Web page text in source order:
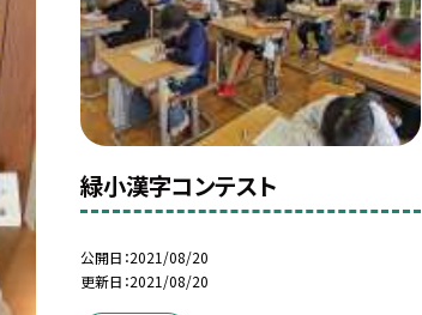
緑小漢字コンテスト
公開日 2021/08/20
更新日 2021/08/20